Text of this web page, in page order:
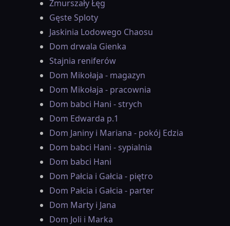
Zmurszały Łęg
Gęste Sploty
Jaskinia Lodowego Chaosu
Dom drwala Gienka
Stajnia reniferów
Dom Mikołaja - magazyn
Dom Mikołaja - pracownia
Dom babci Hani - strych
Dom Edwarda p.1
Dom Janiny i Mariana - pokój Edzia
Dom babci Hani - sypialnia
Dom babci Hani
Dom Pałcia i Gałcia - piętro
Dom Pałcia i Gałcia - parter
Dom Marty i Jana
Dom Joli i Marka